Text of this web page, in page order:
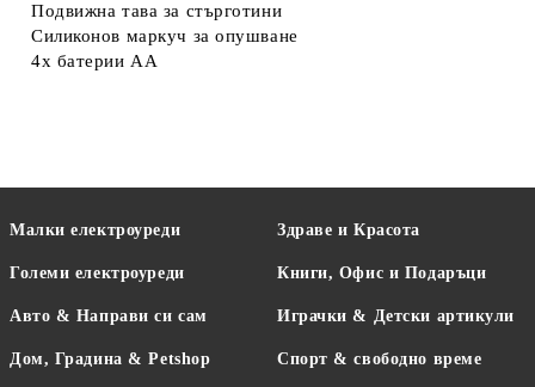
Подвижна тава за стърготини
Силиконов маркуч за опушване
4x батерии AA
Малки електроуреди
Големи електроуреди
Авто & Направи си сам
Дом, Градина & Petshop
Здраве и Красота
Книги, Офис и Подаръци
Играчки & Детски артикули
Спорт & свободно време